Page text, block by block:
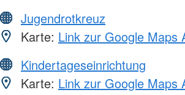
Jugendrotkreuz
Karte: Link zur Google Maps
Kindertageseinrichtung
Karte: Link zur Google Maps